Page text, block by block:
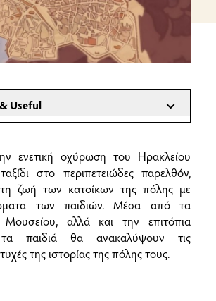
Useful
– Ιούνιος 2024
Δημοτικού, Γυμνάσιο, Λύκειο
: ΑίθουσαΑ. Γ. Καλοκαιρινού,
πόλη (οδός Χάνδακος, οδός 25ης
Ε. Βενιζέλου, οδός Δαιδάλου,
πλατεία Ελευθερίας)
ενετική οχύρωση του Ηρακλείου
στο περιπετειώδες παρελθόν,
τη ζωή των κατοίκων της πόλης με
των παιδιών. Μέσα από τα
Μουσείου, αλλά και την επιτόπια
παιδιά θα ανακαλύψουν τις
της ιστορίας της πόλης τους.